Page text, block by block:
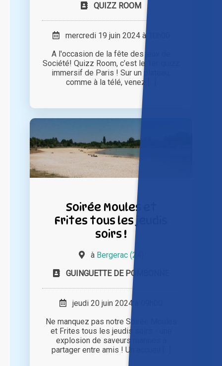
QUIZZ ROOM
mercredi 19 juin 2024 à 10h00
A l'occasion de la fête des jeux de
Société! Quizz Room, c’est le 1er quizz
immersif de Paris ! Sur un plateau,
comme à la télé, venez [...]
Soirée Moules et
Frites tous les jeudis
soirs !
à Bergerac (24)
GUINGUETTE DE POMBONNE
jeudi 20 juin 2024 à 09h00
Ne manquez pas notre Soirée Moules
et Frites tous les jeudis soirs - une
explosion de saveurs marines à
partager entre amis ! Un accueil [...]